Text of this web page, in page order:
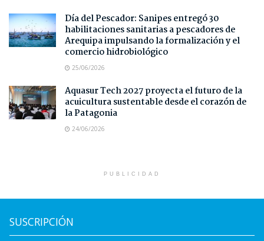
Día del Pescador: Sanipes entregó 30
habilitaciones sanitarias a pescadores de
Arequipa impulsando la formalización y el
comercio hidrobiológico
25/06/2026
Aquasur Tech 2027 proyecta el futuro de la
acuicultura sustentable desde el corazón de
la Patagonia
24/06/2026
PUBLICIDAD
SUSCRIPCIÓN